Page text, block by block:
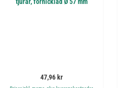
Ordinarie pris:
47,96 kr